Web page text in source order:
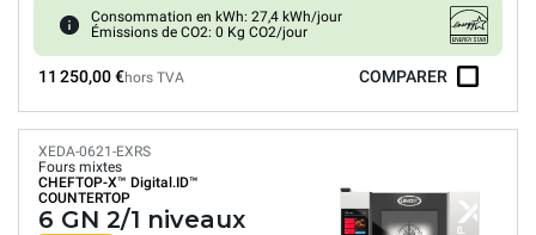
Consommation en kWh: 27,4 kWh/jour
Émissions de CO2: 0 Kg CO2/jour
11 250,00 €hors TVA COMPARER
XEDA-0621-EXRS
Fours mixtes
CHEFTOP-X™ Digital.ID™
COUNTERTOP
6 GN 2/1 niveaux